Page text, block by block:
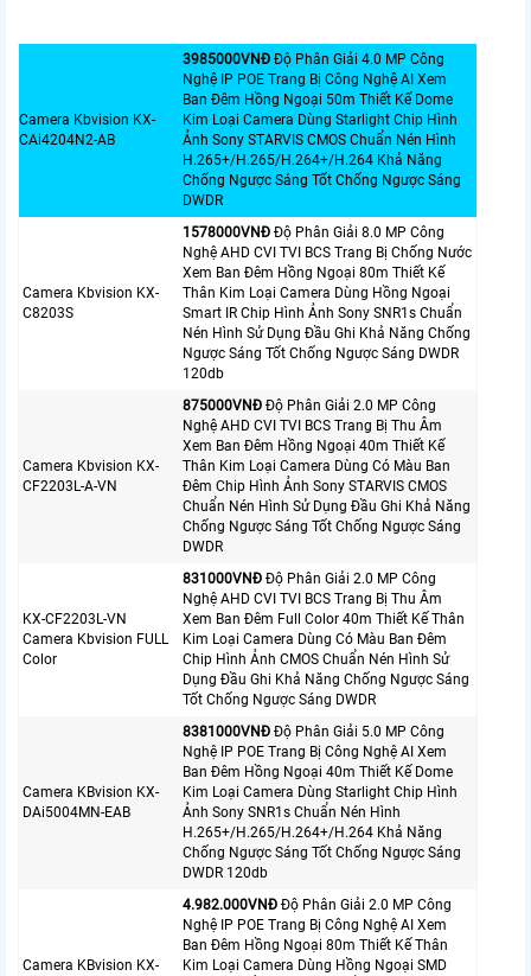
Camera Kbvision KX-
CAi4204N2-AB
3985000VNÐ Độ Phân Giải 4.0 MP Công
Nghệ IP POE Trang Bị Công Nghệ AI Xem
Ban Đêm Hồng Ngoại 50m Thiết Kế Dome
Kim Loại Camera Dùng Starlight Chip Hình
Ảnh Sony STARVIS CMOS Chuẩn Nén Hình
H.265+/H.265/H.264+/H.264 Khả Năng
Chống Ngược Sáng Tốt Chống Ngược Sáng
DWDR
Camera Kbvision KX-
C8203S
1578000VNÐ Độ Phân Giải 8.0 MP Công
Nghệ AHD CVI TVI BCS Trang Bị Chống Nước
Xem Ban Đêm Hồng Ngoại 80m Thiết Kế
Thân Kim Loại Camera Dùng Hồng Ngoại
Smart IR Chip Hình Ảnh Sony SNR1s Chuẩn
Nén Hình Sử Dụng Đầu Ghi Khả Năng Chống
Ngược Sáng Tốt Chống Ngược Sáng DWDR
120db
Camera Kbvision KX-
CF2203L-A-VN
875000VNÐ Độ Phân Giải 2.0 MP Công
Nghệ AHD CVI TVI BCS Trang Bị Thu Âm
Xem Ban Đêm Hồng Ngoại 40m Thiết Kế
Thân Kim Loại Camera Dùng Có Màu Ban
Đêm Chip Hình Ảnh Sony STARVIS CMOS
Chuẩn Nén Hình Sử Dụng Đầu Ghi Khả Năng
Chống Ngược Sáng Tốt Chống Ngược Sáng
DWDR
KX-CF2203L-VN
Camera Kbvision FULL
Color
831000VNÐ Độ Phân Giải 2.0 MP Công
Nghệ AHD CVI TVI BCS Trang Bị Thu Âm
Xem Ban Đêm Full Color 40m Thiết Kế Thân
Kim Loại Camera Dùng Có Màu Ban Đêm
Chip Hình Ảnh CMOS Chuẩn Nén Hình Sử
Dụng Đầu Ghi Khả Năng Chống Ngược Sáng
Tốt Chống Ngược Sáng DWDR
Camera KBvision KX-
DAi5004MN-EAB
8381000VNÐ Độ Phân Giải 5.0 MP Công
Nghệ IP POE Trang Bị Công Nghệ AI Xem
Ban Đêm Hồng Ngoại 40m Thiết Kế Dome
Kim Loại Camera Dùng Starlight Chip Hình
Ảnh Sony SNR1s Chuẩn Nén Hình
H.265+/H.265/H.264+/H.264 Khả Năng
Chống Ngược Sáng Tốt Chống Ngược Sáng
DWDR 120db
Camera KBvision KX-
4.982.000VNÐ Độ Phân Giải 2.0 MP Công
Nghệ IP POE Trang Bị Công Nghệ AI Xem
Ban Đêm Hồng Ngoại 80m Thiết Kế Thân
Kim Loại Camera Dùng Hồng Ngoại SMD